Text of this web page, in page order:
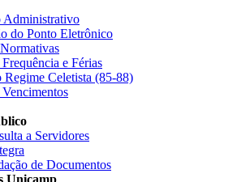
Administrativo
do Ponto Eletrônico
e Férias
Regime Celetista (85-88)
a Servidores
de Documentos
Unicamp